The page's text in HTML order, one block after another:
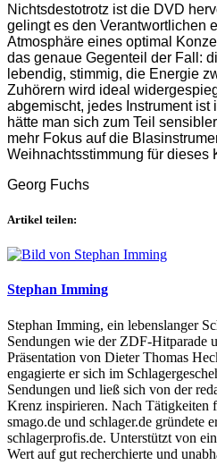
Nichtsdestotrotz ist die DVD
gelingt es den Verantwortlichen
Atmosphäre eines optimal
das genaue Gegenteil der Fall:
lebendig, stimmig, die Energie
Zuhörern wird ideal
abgemischt, jedes Instrument
hätte man sich zum Teil
mehr Fokus auf die
Weihnachtsstimmung für dieses
Georg Fuchs
Artikel teilen:
Stephan Imming
Stephan Imming, ein lebenslanger
Sendungen wie der ZDF-Hitparade
Präsentation von Dieter Thomas
engagierte er sich im
Sendungen und ließ sich von der
Krenz inspirieren. Nach Tätigkeiten
smago.de und schlager.de gründete
schlagerprofis.de. Unterstützt von
Wert auf gut recherchierte und